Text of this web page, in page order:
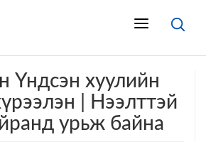
хуулийн
| Нээлттэй
урьж байна